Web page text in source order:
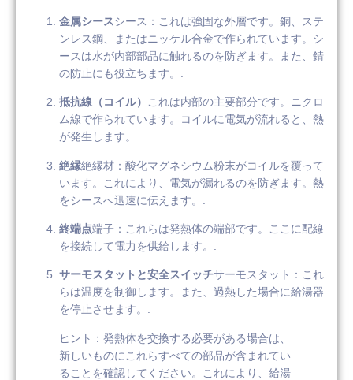
金属シースシース：これは強固な外層です。銅、ステ
ンレス鋼、またはニッケル合金で作られています。シ
ースは水が内部部品に触れるのを防ぎます。また、錆
の防止にも役立ちます。.
抵抗線（コイル）
これは内部の主要部分です。ニクロ
ム線で作られています。コイルに電気が流れると、熱
が発生します。.
絶縁絶縁材：酸化マグネシウム粉末がコイルを覆って
います。これにより、電気が漏れるのを防ぎます。熱
をシースへ迅速に伝えます。.
終端点端子：これらは発熱体の端部です。ここに配線
を接続して電力を供給します。.
サーモスタットと安全スイッチサーモスタット：これ
らは温度を制御します。また、過熱した場合に給湯器
を停止させます。.
ヒント：発熱体を交換する必要がある場合は、
新しいものにこれらすべての部品が含まれてい
ることを確認してください。これにより、給湯